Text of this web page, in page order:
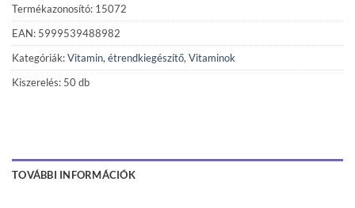
Termékazonosító: 15072
EAN: 5999539488982
Kategóriák:Vitamin, étrendkiegészítő, Vitaminok
Kiszerelés: 50 db
TOVÁBBI INFORMÁCIÓK